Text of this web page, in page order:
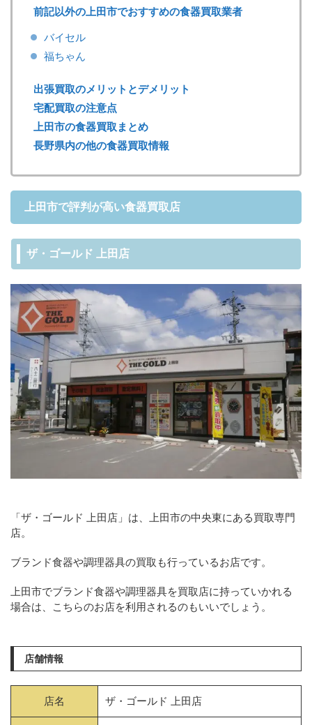
前記以外の上田市でおすすめの食器買取業者
バイセル
福ちゃん
出張買取のメリットとデメリット
宅配買取の注意点
上田市の食器買取まとめ
長野県内の他の食器買取情報
上田市で評判が高い食器買取店
ザ・ゴールド 上田店
「ザ・ゴールド 上田店」は、上田市の中央東にある買取専門
店。
ブランド食器や調理器具の買取も行っているお店です。
上田市でブランド食器や調理器具を買取店に持っていかれる
場合は、こちらのお店を利用されるのもいいでしょう。
店舗情報
店名 ザ・ゴールド 上田店